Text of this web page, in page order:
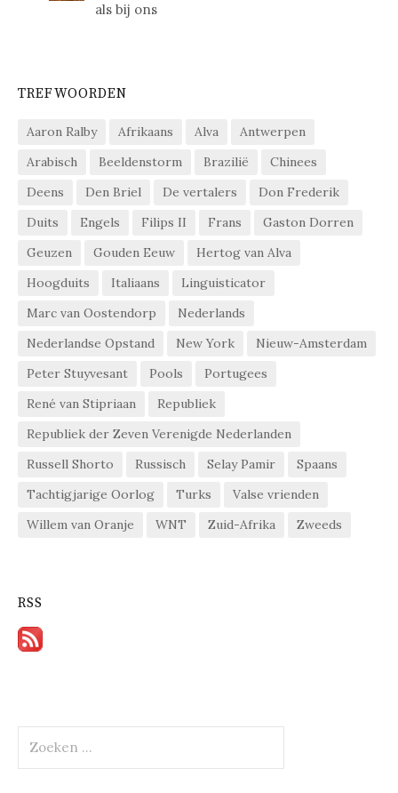
als bij ons
TREFWOORDEN
Aaron Ralby Afrikaans Alva
Antwerpen
Arabisch
Beeldenstorm Brazilië
Chinees
Deens
Den Briel De vertalers
Don Frederik
Duits
Engels Filips II Frans
Gaston Dorren
Geuzen
Gouden Eeuw
Hertog van Alva
Hoogduits
Italiaans
Linguisticator
Marc van Oostendorp
Nederlands
Nederlandse Opstand
New York
Nieuw-Amsterdam
Peter Stuyvesant
Pools
Portugees
René van Stipriaan
Republiek
Republiek der Zeven Verenigde Nederlanden
Russell Shorto
Russisch Selay Pamir
Spaans
Tachtigjarige Oorlog
Turks
Valse vrienden
Willem van Oranje
WNT Zuid-Afrika Zweeds
RSS
naar: